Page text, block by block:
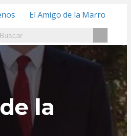
El Amigo de la Marro
la